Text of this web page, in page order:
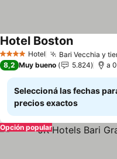
4 EstrellasHotel Bari Vecchia y
Hotel Boston
8,2 Muy bueno 5.824 a
Seleccioná las fechas
precios exactos
Opción popular